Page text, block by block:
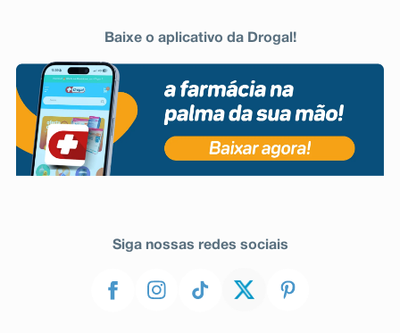
Baixe o aplicativo da Drogal!
Siga nossas redes sociais